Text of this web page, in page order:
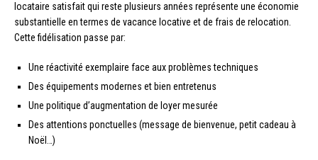
locataire satisfait qui reste plusieurs années représente une économie
substantielle en termes de vacance locative et de frais de relocation.
Cette fidélisation passe par:
Une réactivité exemplaire face aux problèmes techniques
Des équipements modernes et bien entretenus
Une politique d’augmentation de loyer mesurée
Des attentions ponctuelles (message de bienvenue, petit cadeau à
Noël…)